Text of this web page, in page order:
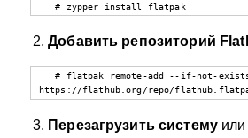
   # zypper install flatpak
Добавить репозиторий
   # flatpak remote-add --if-not-exists flathub
https://flathub.org/repo/
Перезагрузить систему или